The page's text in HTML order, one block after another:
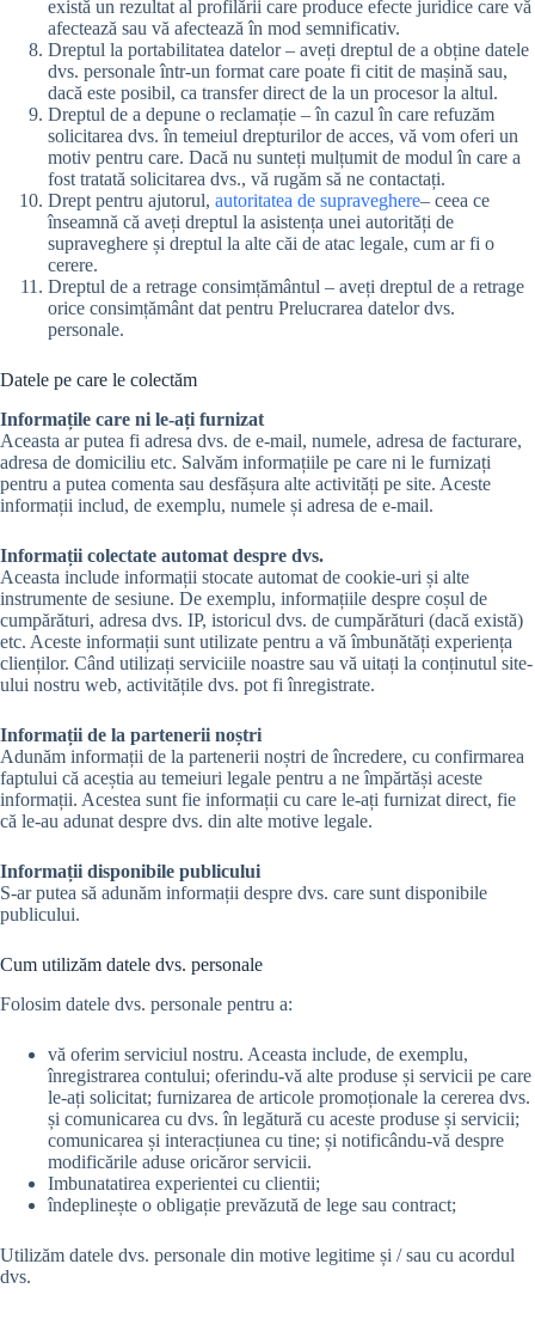
există un rezultat al profilării care produce efecte juridice care vă
afectează sau vă afectează în mod semnificativ.
Dreptul la portabilitatea datelor – aveți dreptul de a obține datele
dvs. personale într-un format care poate fi citit de mașină sau,
dacă este posibil, ca transfer direct de la un procesor la altul.
Dreptul de a depune o reclamație – în cazul în care refuzăm
solicitarea dvs. în temeiul drepturilor de acces, vă vom oferi un
motiv pentru care. Dacă nu sunteți mulțumit de modul în care a
fost tratată solicitarea dvs., vă rugăm să ne contactați.
Drept pentru ajutorul, autoritatea de supraveghere– ceea ce
înseamnă că aveți dreptul la asistența unei autorități de
supraveghere și dreptul la alte căi de atac legale, cum ar fi o
cerere.
Dreptul de a retrage consimțământul – aveți dreptul de a retrage
orice consimțământ dat pentru Prelucrarea datelor dvs.
personale.
Datele pe care le colectăm
Informațile care ni le-ați furnizat
Aceasta ar putea fi adresa dvs. de e-mail, numele, adresa de facturare,
adresa de domiciliu etc. Salvăm informațiile pe care ni le furnizați
pentru a putea comenta sau desfășura alte activități pe site. Aceste
informații includ, de exemplu, numele și adresa de e-mail.
Informații colectate automat despre dvs.
Aceasta include informații stocate automat de cookie-uri și alte
instrumente de sesiune. De exemplu, informațiile despre coșul de
cumpărături, adresa dvs. IP, istoricul dvs. de cumpărături (dacă există)
etc. Aceste informații sunt utilizate pentru a vă îmbunătăți experiența
clienților. Când utilizați serviciile noastre sau vă uitați la conținutul site-
ului nostru web, activitățile dvs. pot fi înregistrate.
Informații de la partenerii noștri
Adunăm informații de la partenerii noștri de încredere, cu confirmarea
faptului că aceștia au temeiuri legale pentru a ne împărtăși aceste
informații. Acestea sunt fie informații cu care le-ați furnizat direct, fie
că le-au adunat despre dvs. din alte motive legale.
Informații disponibile publicului
S-ar putea să adunăm informații despre dvs. care sunt disponibile
publicului.
Cum utilizăm datele dvs. personale
Folosim datele dvs. personale pentru a:
vă oferim serviciul nostru. Aceasta include, de exemplu,
înregistrarea contului; oferindu-vă alte produse și servicii pe care
le-ați solicitat; furnizarea de articole promoționale la cererea dvs.
și comunicarea cu dvs. în legătură cu aceste produse și servicii;
comunicarea și interacțiunea cu tine; și notificându-vă despre
modificările aduse oricăror servicii.
Imbunatatirea experientei cu clientii;
îndeplinește o obligație prevăzută de lege sau contract;
Utilizăm datele dvs. personale din motive legitime și / sau cu acordul
dvs.